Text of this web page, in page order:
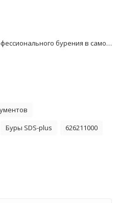
в самом твердом бетоне, каменной кладке, природном камне
Буры SDS-plus 626211000